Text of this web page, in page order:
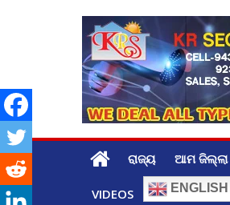
ରାଜ୍ୟ ଆମ ଜିଲ୍ଲା
VIDEOS ENGLISH